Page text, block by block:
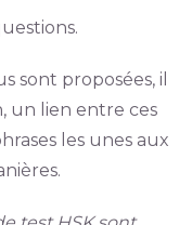
sont proposées, il
un lien entre ces
les unes aux